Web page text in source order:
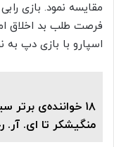
مقایسه نمود. بازی
فرصت طلب بد اخلاق
اسپارو با بازی دپ به
۱۸ خواننده‌ی برتر
منگیشکر تا ای. آر.